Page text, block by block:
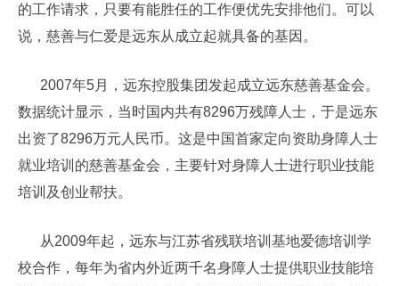
的工作请求，只要有能胜任的工作便优先安排他们。可以
说，慈善与仁爱是远东从成立起就具备的基因。
2007年5月，远东控股集团发起成立远东慈善基金会。
数据统计显示，当时国内共有8296万残障人士，于是远东
出资了8296万元人民币。这是中国首家定向资助身障人士
就业培训的慈善基金会，主要针对身障人士进行职业技能
培训及创业帮扶。
从2009年起，远东与江苏省残联培训基地爱德培训学
校合作，每年为省内外近两千名身障人士提供职业技能培